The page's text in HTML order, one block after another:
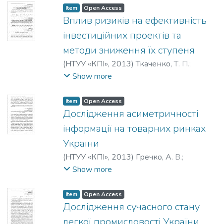
Прокопенко, Я. Г.
Item Open Access
Вплив ризиків на ефективність
інвестиційних проектів та
методи зниження їх ступеня
(НТУУ «КПІ», 2013)Ткаченко, Т. П.;
Нікітіна, М. В.
Show more
Item Open Access
Дослідження асиметричності
інформації на товарних ринках
України
(НТУУ «КПІ», 2013) Гречко, А. В.;
Кирикович, К. В.
Кирикович, К. В.
Show more
Item Open Access
Дослідження сучасного стану